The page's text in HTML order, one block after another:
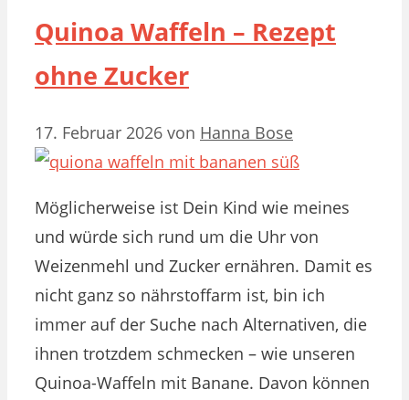
Quinoa Waffeln – Rezept
ohne Zucker
17. Februar 2026 von Hanna Bose
Möglicherweise ist Dein Kind wie meines
und würde sich rund um die Uhr von
Weizenmehl und Zucker ernähren. Damit es
nicht ganz so nährstoffarm ist, bin ich
immer auf der Suche nach Alternativen, die
ihnen trotzdem schmecken – wie unseren
Quinoa-Waffeln mit Banane. Davon können